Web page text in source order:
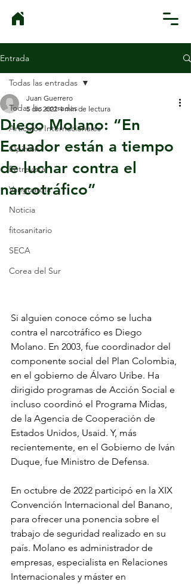
Entrada
Todas las entradas
Artículos Internacionales
Opinión
Entrevista
Vanguardia
Noticia
fitosanitario
SECA
Corea del Sur
Todas las entradas
Diego Molano: “En
Ecuador están a tiempo
de luchar contra el
narcotráfico”
Juan Guerrero
5 dic 2022 4 min de lectura
Si alguien conoce cómo se lucha
contra el narcotráfico es Diego
Molano. En 2003, fue coordinador del
componente social del Plan Colombia,
en el gobierno de Álvaro Uribe. Ha
dirigido programas de Acción Social e
incluso coordinó el Programa Midas,
de la Agencia de Cooperación de
Estados Unidos, Usaid. Y, más
recientemente, en el Gobierno de Iván
Duque, fue Ministro de Defensa.
En octubre de 2022 participó en la XIX
Convención Internacional del Banano,
para ofrecer una ponencia sobre el
trabajo de seguridad realizado en su
país. Molano es administrador de
empresas, especialista en Relaciones
Internacionales y máster en